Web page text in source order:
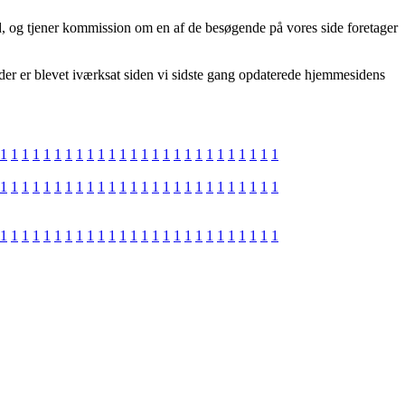
tjener kommission om en af de besøgende på vores side foretager
er blevet iværksat siden vi sidste gang opdaterede hjemmesidens
1 1 1 1 1 1 1 1 1 1 1 1 1 1 1 1 1 1 1 1 1 1 1 1 1 1
1 1 1 1 1 1 1 1 1 1 1 1 1 1 1 1 1 1 1 1 1 1 1 1 1 1
1 1 1 1 1 1 1 1 1 1 1 1 1 1 1 1 1 1 1 1 1 1 1 1 1 1